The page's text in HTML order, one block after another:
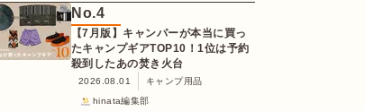
No.4
【7月版】キャンパーが本当に買っ
たキャンプギアTOP10！1位は予約
殺到したあの焚き火台
2026.08.01
キャンプ用品
hinata編集部